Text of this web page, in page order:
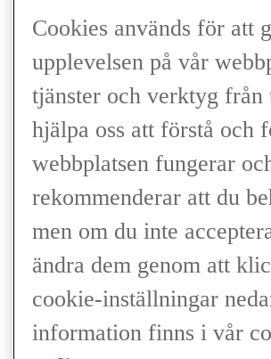
TJÄNSTEBILAR
Lexus in Business
LEXUS-ÄGARE
Garanti och försäkring
Nybilsgaranti
Lexus bilförsäkring
Vägassistans
Lexus Relax
Cookies används för att
upplevelsen på vår
tjänster och verktyg
hjälpa oss att förstå och
webbplatsen fungerar
rekommenderar att du
men om du inte
ändra dem genom att
cookie-inställningar
information finns i vår